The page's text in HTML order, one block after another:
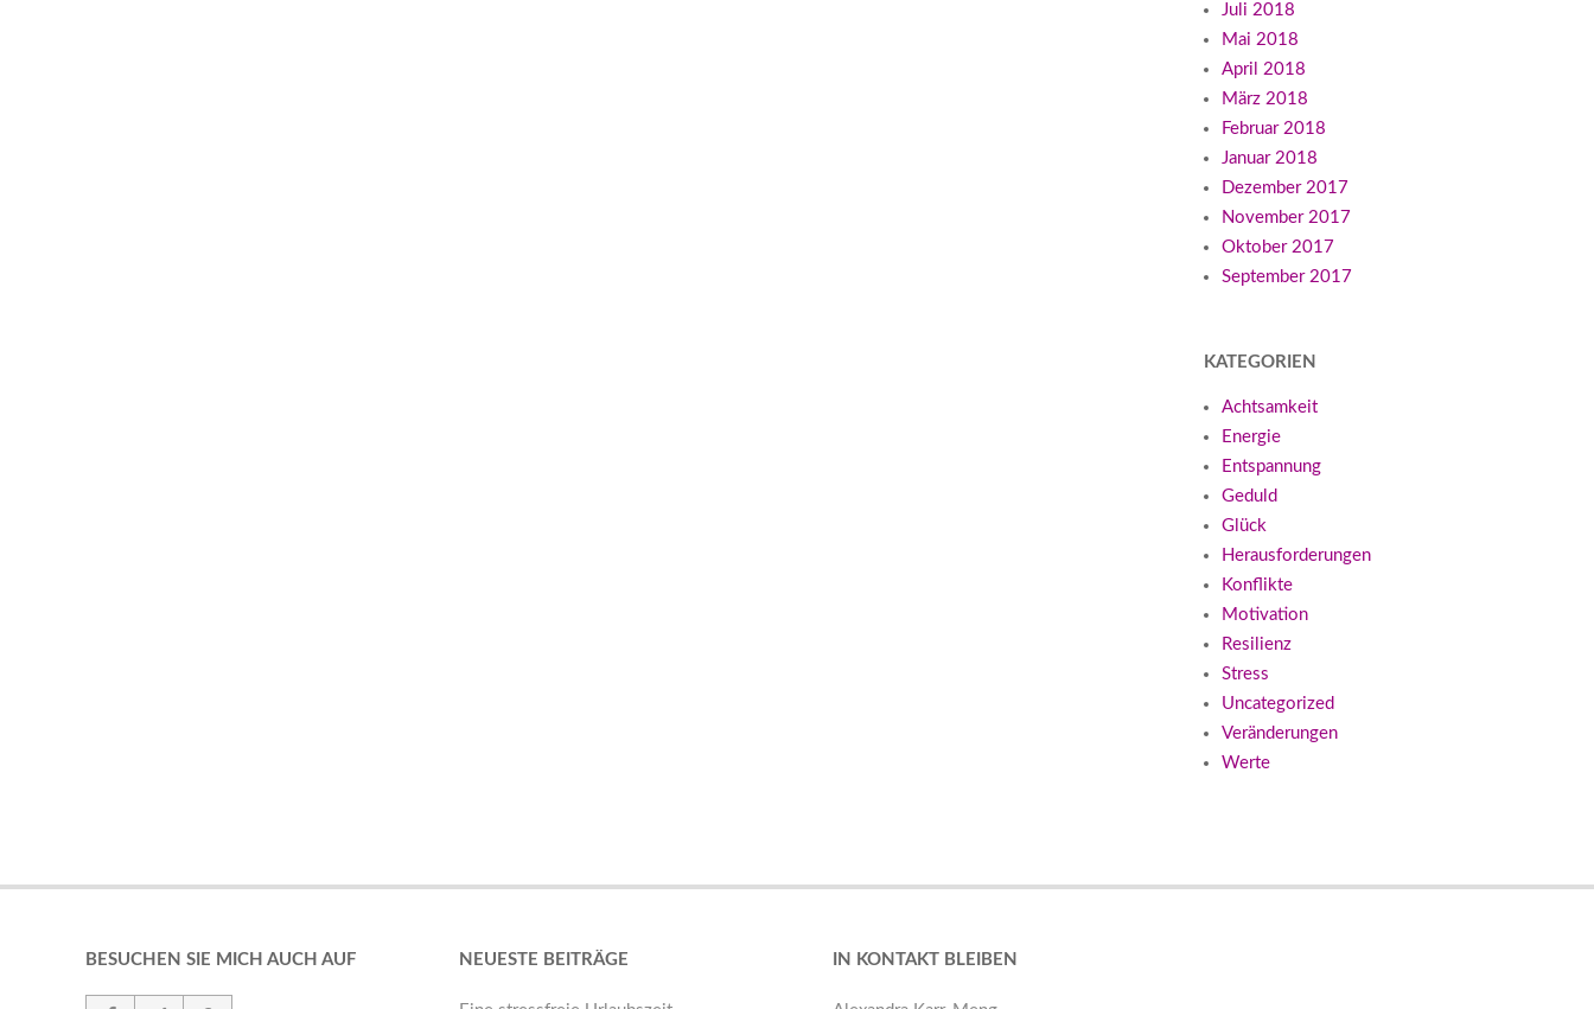
Juli 2018
Mai 2018
April 2018
März 2018
Februar 2018
Januar 2018
Dezember 2017
November 2017
Oktober 2017
September 2017
KATEGORIEN
Achtsamkeit
Energie
Entspannung
Geduld
Glück
Herausforderungen
Konflikte
Motivation
Resilienz
Stress
Uncategorized
Veränderungen
Werte
BESUCHEN SIE MICH AUCH AUF NEUESTE BEITRÄGE IN KONTAKT BLEIBEN